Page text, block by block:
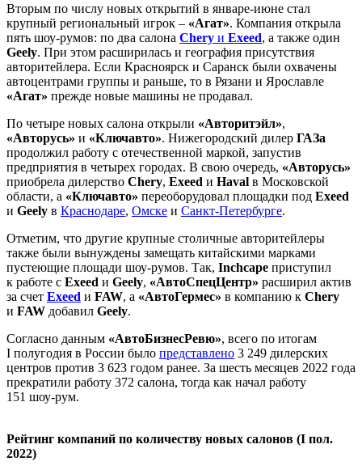
Вторым по числу новых открытий в январе-июне стал
крупный региональный игрок – «Агат». Компания открыла
пять шоу-румов: по два салона Chery и Exeed, а также один
Geely. При этом расширилась и география присутствия
авторитейлера. Если Красноярск и Саранск были охвачены
автоцентрами группы и раньше, то в Рязани и Ярославле
«Агат» прежде новые машины не продавал.
По четыре новых салона открыли «Авторитэйл»,
«Авторусь» и «Ключавто». Нижегородский дилер ГАЗа
продолжил работу с отечественной маркой, запустив
предприятия в четырех городах. В свою очередь, «Авторусь»
приобрела дилерство Chery, Exeed и Haval в Московской
области, а «Ключавто» переоборудовал площадки под Exeed
и Geely в Краснодаре, Омске и Санкт-Петербурге.
Отметим, что другие крупные столичные авторитейлеры
также были вынуждены замещать китайскими марками
пустеющие площади шоу-румов. Так, Inchcape приступил
к работе с Exeed и Geely, «АвтоСпецЦентр» расширил актив
за счет Exeed и FAW, а «АвтоГермес» в компанию к Chery
и FAW добавил Geely.
Согласно данным «АвтоБизнесРевю», всего по итогам
I полугодия в России было представлено 3 249 дилерских
центров против 3 623 годом ранее. За шесть месяцев 2022 года
прекратили работу 372 салона, тогда как начал работу
151 шоу-рум.
Рейтинг компаний по количеству новых салонов (I пол.
2022)